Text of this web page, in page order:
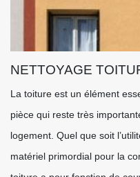
NETTOYAGE
La toiture est un élément
pièce qui reste très
logement. Quel que soit
matériel primordial pour la